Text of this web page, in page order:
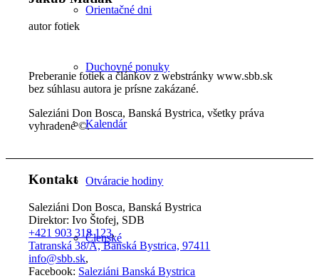
Orientačné dni
Duchovné ponuky
Kalendár
Otváracie hodiny
Členské
autor fotiek
Preberanie fotiek a článkov z webstránky www.sbb.sk
bez súhlasu autora je prísne zakázané.
Saleziáni Don Bosca, Banská Bystrica, všetky práva
vyhradené ©.
Kontakt
Saleziáni Don Bosca, Banská Bystrica
Direktor: Ivo Štofej, SDB
+421 903 318 123,
Tatranská 38/A, Banská Bystrica, 97411
info@sbb.sk,
Facebook: Saleziáni Banská Bystrica